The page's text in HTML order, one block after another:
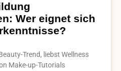
Wer eignet sich
Trend, liebst Wellness
Make-up-Tutorials